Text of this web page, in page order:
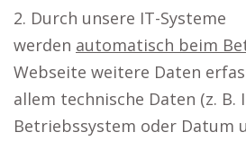
2. Durch unsere IT-Systeme
werden automatisch beim
Webseite weitere Daten
allem technische Daten (z.
Betriebssystem oder Datum